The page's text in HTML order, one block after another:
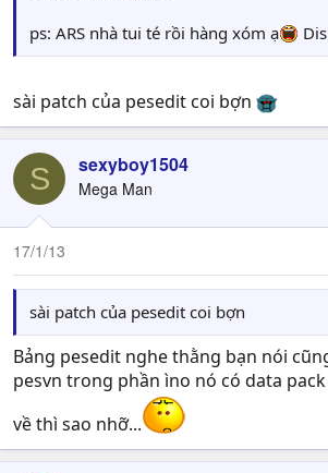
ps: ARS nhà tui té rồi hàng xóm ạ
sài patch của pesedit coi bợn
S sexyboy1504
Mega Man
17/1/13
sài patch của pesedit coi bợn
Bảng pesedit nghe thằng bạn nói
pesvn trong phần ìno nó có data
về thì sao nhỡ...